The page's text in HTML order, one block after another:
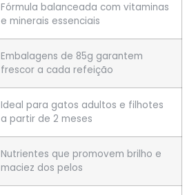
Fórmula balanceada com vitaminas
e minerais essenciais
Embalagens de 85g garantem
frescor a cada refeição
Ideal para gatos adultos e filhotes
a partir de 2 meses
Nutrientes que promovem brilho e
maciez dos pelos